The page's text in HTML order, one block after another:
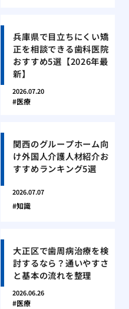
兵庫県で目立ちにくい矯
正を相談できる歯科医院
おすすめ5選【2026年最
新】
2026.07.20
医療
関西のグループホーム向
け外国人介護人材紹介お
すすめランキング5選
2026.07.07
知識
大正区で歯周病治療を検
討するなら？通いやすさ
と基本の流れを整理
2026.06.26
医療